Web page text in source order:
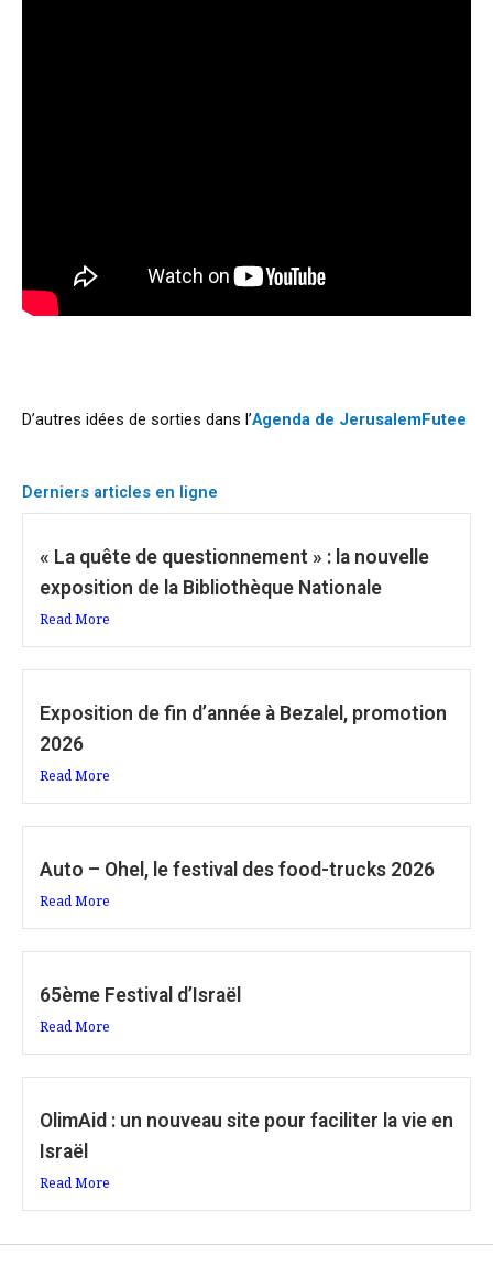
D’autres idées de sorties dans l’Agenda de JerusalemFutee
Derniers articles en ligne
« La quête de questionnement » : la nouvelle
exposition de la Bibliothèque Nationale
Read More
Exposition de fin d’année à Bezalel, promotion
2026
Read More
Auto – Ohel, le festival des food-trucks 2026
Read More
65ème Festival d’Israël
Read More
OlimAid : un nouveau site pour faciliter la vie en
Israël
Read More